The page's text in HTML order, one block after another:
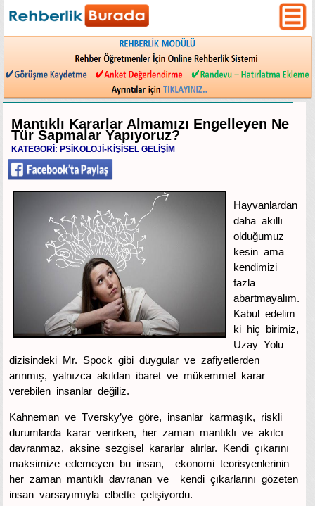
Mantıklı Kararlar Almamızı Engelleyen Ne
Tür Sapmalar Yapıyoruz?
KATEGORİ: PSİKOLOJİ-KİŞİSEL GELİŞİM
Hayvanlardan
daha akıllı
olduğumuz
kesin ama
kendimizi
fazla
abartmayalım.
Kabul edelim
ki hiç birimiz,
Uzay Yolu
dizisindeki Mr. Spock gibi duygular ve zafiyetlerden
arınmış, yalnızca akıldan ibaret ve mükemmel karar
verebilen insanlar değiliz.
Kahneman ve Tversky’ye göre, insanlar karmaşık, riskli
durumlarda karar verirken, her zaman mantıklı ve akılcı
davranmaz, aksine sezgisel kararlar alırlar. Kendi çıkarını
maksimize edemeyen bu insan, ekonomi teorisyenlerinin
her zaman mantıklı davranan ve kendi çıkarlarını gözeten
insan varsayımıyla elbette çelişiyordu.